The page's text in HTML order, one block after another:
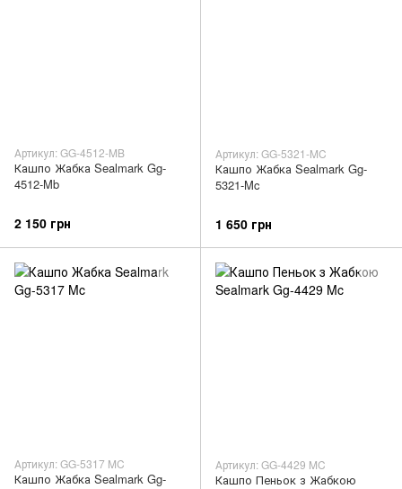
Артикул: GG-4512-MB
Кашпо Жабка Sealmark Gg-
4512-Mb
2 150 грн
Артикул: GG-5321-MC
Кашпо Жабка Sealmark Gg-
5321-Mc
1 650 грн
Артикул: GG-5317 MC
Кашпо Жабка Sealmark Gg-
Артикул: GG-4429 MC
Кашпо Пеньок з Жабкою